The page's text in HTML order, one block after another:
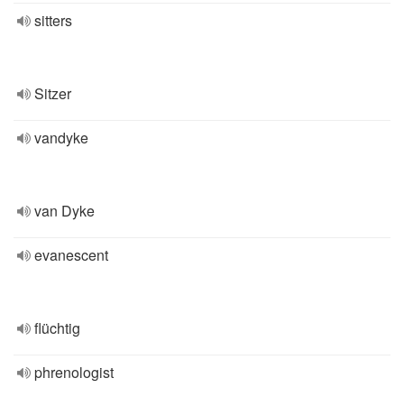
sitters
Sitzer
vandyke
van Dyke
evanescent
flüchtig
phrenologist